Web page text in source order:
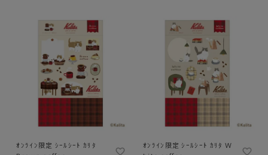
ｵﾝﾗｲﾝ限定 ｼｰﾙｼｰﾄ ｶﾘﾀ
ｵﾝﾗｲﾝ限定 ｼｰﾙｼｰﾄ ｶﾘﾀ Ｗ